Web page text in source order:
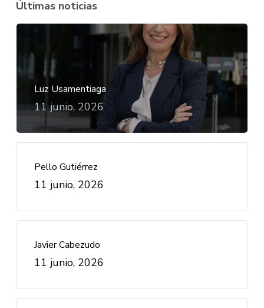
Últimas noticias
Luz Usamentiaga
11 junio, 2026
Pello Gutiérrez
11 junio, 2026
Javier Cabezudo
11 junio, 2026